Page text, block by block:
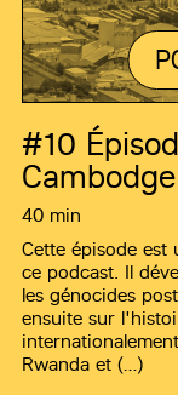
#10
40 min
Cette épisode est
ce podcast. Il
les génocides
ensuite sur
Rwanda et (…)